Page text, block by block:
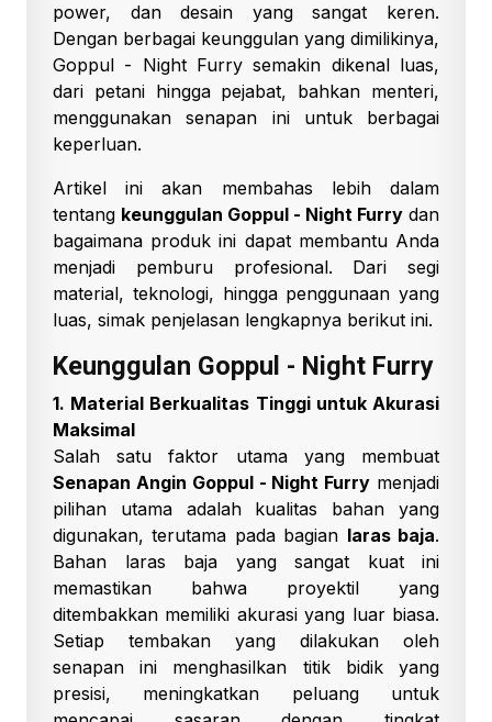
power, dan desain yang sangat keren.
Dengan berbagai keunggulan yang dimilikinya,
Goppul - Night Furry semakin dikenal luas,
dari petani hingga pejabat, bahkan menteri,
menggunakan senapan ini untuk berbagai
keperluan.
Artikel ini akan membahas lebih dalam
tentang keunggulan Goppul - Night Furry dan
bagaimana produk ini dapat membantu Anda
menjadi pemburu profesional. Dari segi
material, teknologi, hingga penggunaan yang
luas, simak penjelasan lengkapnya berikut ini.
Keunggulan Goppul - Night Furry
1. Material Berkualitas Tinggi untuk Akurasi
Maksimal
Salah satu faktor utama yang membuat
Senapan Angin Goppul - Night Furry menjadi
pilihan utama adalah kualitas bahan yang
digunakan, terutama pada bagian laras baja.
Bahan laras baja yang sangat kuat ini
memastikan bahwa proyektil yang
ditembakkan memiliki akurasi yang luar biasa.
Setiap tembakan yang dilakukan oleh
senapan ini menghasilkan titik bidik yang
presisi, meningkatkan peluang untuk